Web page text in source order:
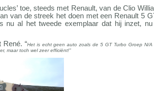
toe, steeds met Renault, van de Clio
van de streek het doen met een Renault 5
al het tweede exemplaar dat hij inzet,
René. “Het is echt geen auto zoals de 5 GT Turbo Groep N/
maar toch wel zeer efficiënt!”